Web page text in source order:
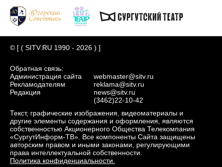
© [ ( SITV.RU 1990 - 2026 ) ]
Обратная связь:
Администрация сайта
Рекламодателям
Редакция
webmaster@sitv.ru
reklama@sitv.ru
news@sitv.ru
(3462)22-10-42
Текст, графические изображения, видеоматериалы и
другие элементы содержания и оформления, являются
собственностью Акционерного Общества Телекомпания
«СургутИнформ-ТВ». Все компоненты Сайта защищены
авторским правом и иными законами, регулирующими
права интеллектуальной собственности.
Политика конфиденциальности.